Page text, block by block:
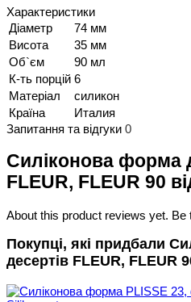
Характеристики
Діаметр
74 мм
Висота
35 мм
Об`єм
90 мл
К-ть порцій 6
Матеріал
силикон
Країна
Италия
Запитання та відгуки 0
Силіконова форма
FLEUR, FLEUR 90
About this product reviews yet. Be
Покупці, які придбали
десертів FLEUR, FLEUR